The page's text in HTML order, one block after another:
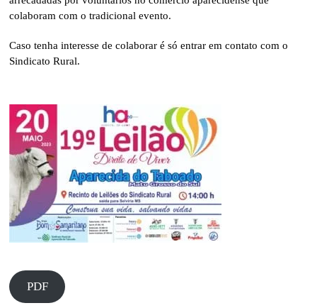
colaboram com o tradicional evento.
Caso tenha interesse de colaborar é só entrar em contato com o
Sindicato Rural.
PDF